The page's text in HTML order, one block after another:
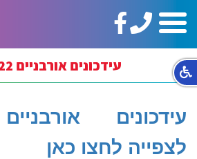
תפריט
טלפון:
02-
ginotHair
עידכונים אורבניים 02.2022
לצפייה לחצו כאן